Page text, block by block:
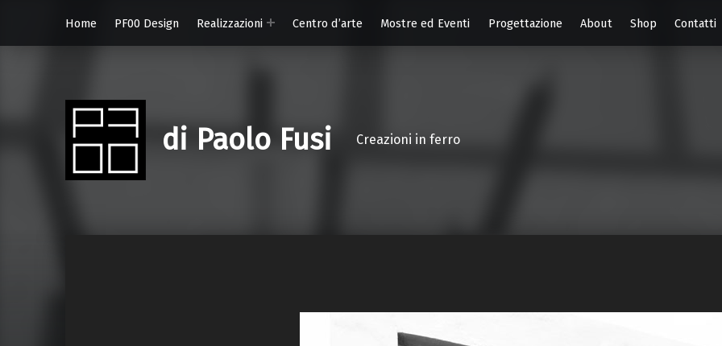
Home PF00 Design Realizzazioni Centro d’arte Mostre ed Eventi Progettazione About Shop Contatti
di Paolo Fusi Creazioni in ferro